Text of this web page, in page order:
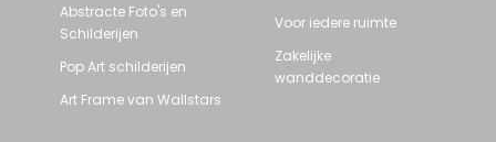
Abstracte Foto's en
Schilderijen
Pop Art schilderijen
Art Frame van Wallstars
Voor iedere ruimte
Zakelijke
wanddecoratie